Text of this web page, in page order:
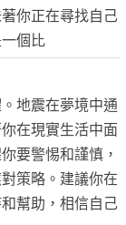
你正在尋找自己
個比
地震在夢境中通
在現實生活中面
要警惕和謹慎，
策略。建議你在
幫助，相信自己